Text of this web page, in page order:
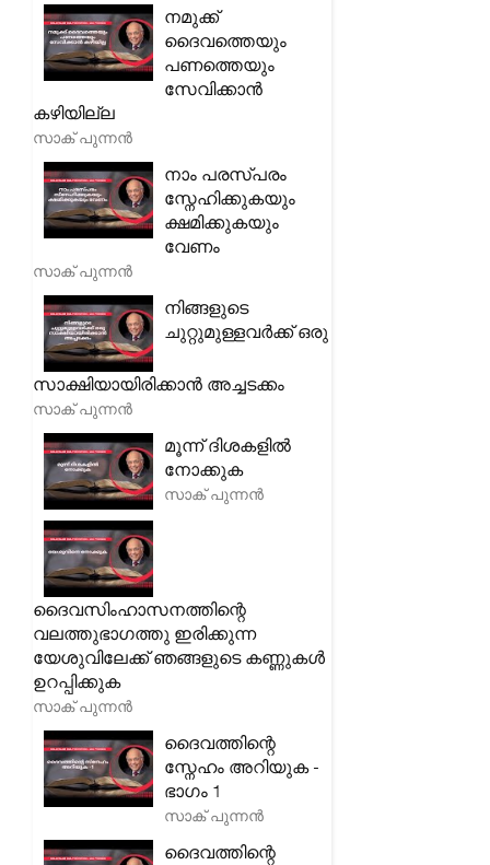
നമുക്ക്
ദൈവത്തെയും
പണത്തെയും
സേവിക്കാൻ
കഴിയില്ല
സാക് പുന്നൻ
നാം പരസ്പരം
സ്നേഹിക്കുകയും
ക്ഷമിക്കുകയും
വേണം
സാക് പുന്നൻ
നിങ്ങളുടെ
ചുറ്റുമുള്ളവർക്ക് ഒരു
സാക്ഷിയായിരിക്കാൻ അച്ചടക്കം
സാക് പുന്നൻ
മൂന്ന് ദിശകളിൽ
നോക്കുക
സാക് പുന്നൻ
ദൈവസിംഹാസനത്തിന്റെ
വലത്തുഭാഗത്തു ഇരിക്കുന്ന
യേശുവിലേക്ക് ഞങ്ങളുടെ കണ്ണുകൾ
ഉറപ്പിക്കുക
സാക് പുന്നൻ
ദൈവത്തിന്റെ
സ്നേഹം അറിയുക -
ഭാഗം 1
സാക് പുന്നൻ
ദൈവത്തിന്റെ